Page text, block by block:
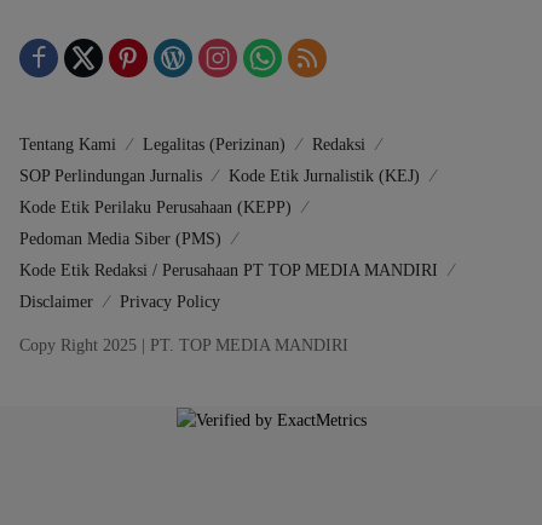
Tentang Kami Legalitas (Perizinan)
Redaksi
SOP Perlindungan Jurnalis
Kode Etik Jurnalistik (KEJ)
Kode Etik Perilaku Perusahaan (KEPP)
Pedoman Media Siber (PMS)
Kode Etik Redaksi / Perusahaan PT TOP MEDIA MANDIRI
Disclaimer
Privacy Policy
Copy Right 2025 | PT. TOP MEDIA MANDIRI